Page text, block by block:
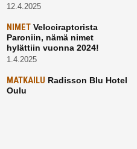
12.4.2025
NIMETVelociraptorista
Paroniin, nämä nimet
hylättiin vuonna 2024!
1.4.2025
MATKAILU Radisson Blu Hotel
Oulu